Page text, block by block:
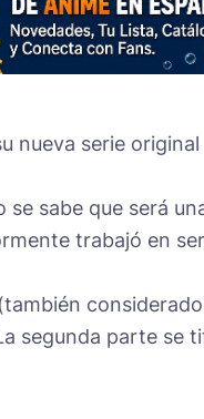
nueva serie original
sabe que será
trabajó en
segunda parte se